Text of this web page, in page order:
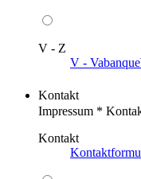
V - Z
V - Vabanque
Kontakt
Impressum *
Kontakt